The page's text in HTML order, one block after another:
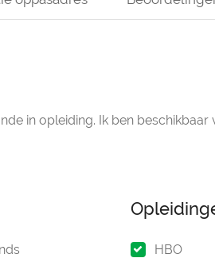
in opleiding. Ik ben beschikbaar
HBO